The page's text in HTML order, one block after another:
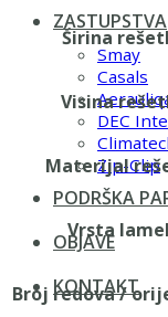
ZASTUPSTVA
Smay
Casals
DEC
Zip-Clip
PODRŠKA
OBJAVE
KONTAKT
Širina
Visina
Materijal
Vrsta
Broj redova /